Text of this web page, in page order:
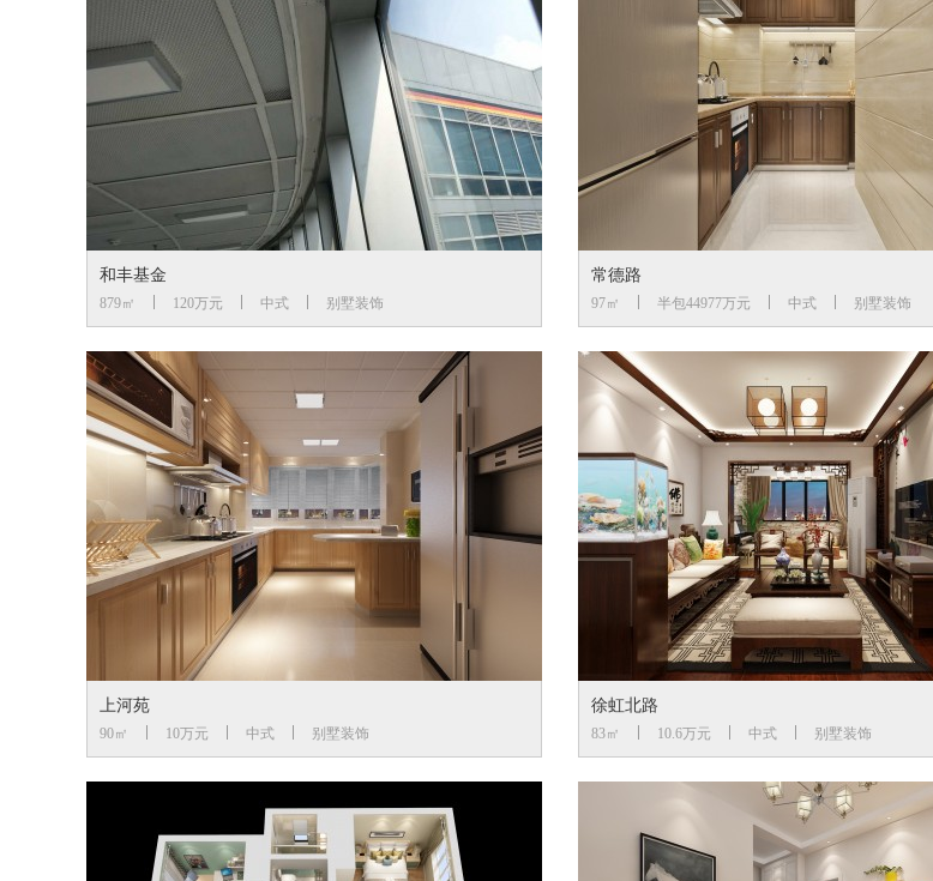
和丰基金
879㎡ 120万元 中式 别墅装饰
常德路
97㎡ 半包44977万元 中式 别墅装饰
上河苑
90㎡ 10万元 中式 别墅装饰
徐虹北路
83㎡ 10.6万元 中式 别墅装饰